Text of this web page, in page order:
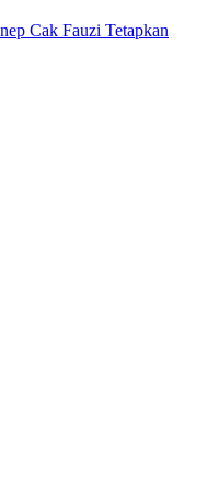
Cak Fauzi Tetapkan